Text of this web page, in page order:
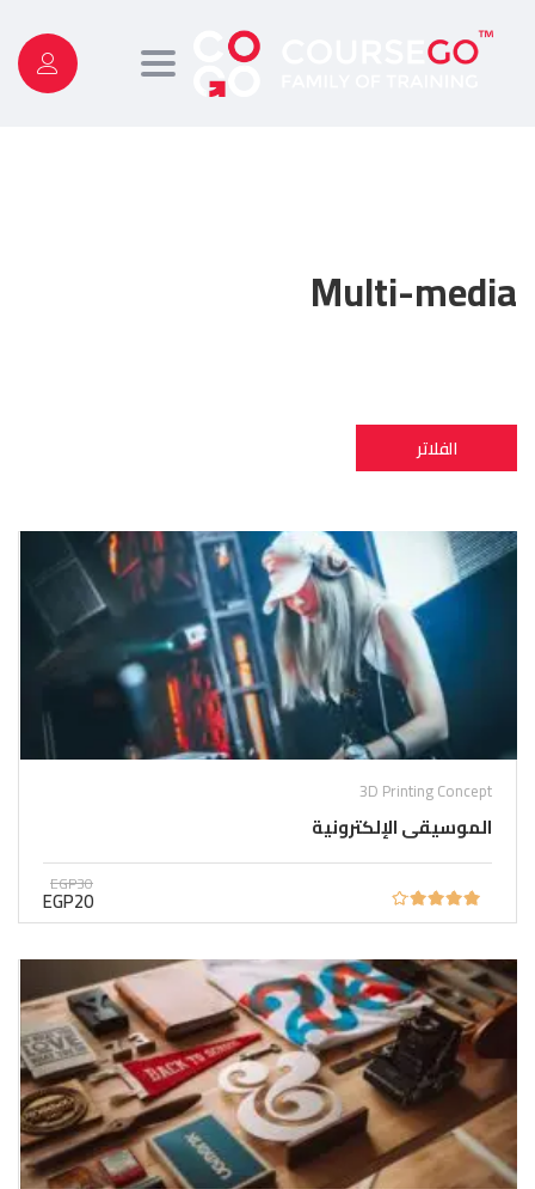
Toggle
Multi-media
الفلاتر
3D Printing Concept
الموسيقى الإلكترونية
EGP30
EGP20